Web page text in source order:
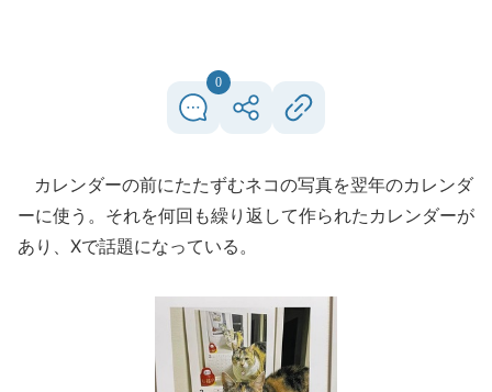
0
カレンダーの前にたたずむネコの写真を翌年のカレンダ
ーに使う。それを何回も繰り返して作られたカレンダーが
あり、Xで話題になっている。